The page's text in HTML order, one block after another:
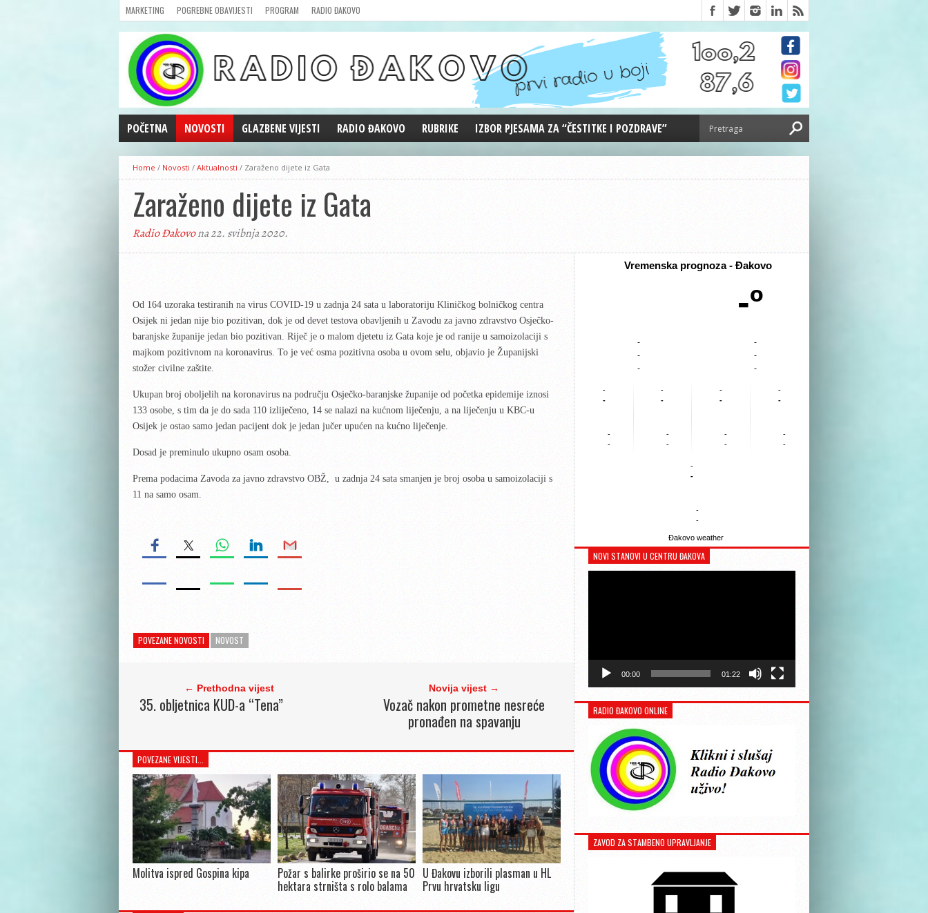
MARKETING POGREBNE OBAVIJESTI PROGRAM RADIO ĐAKOVO
POČETNA NOVOSTI
AKTUALNOSTI
CRNA KRONIKA
POLITIKA
ZANIMLJIVOSTI
GOSPODARSTVO
KULTURA
GLAZBENE VIJESTI RADIO ĐAKOVO
MARKETING
RUBRIKE
REPRIZE EMISIJA
DOBRE VIBRACIJE
IZBOR PJESAMA ZA “ČESTITKE I POZDRAVE”
Home / Novosti / Aktualnosti / Zaraženo dijete iz Gata
Zaraženo dijete iz Gata
Radio Đakovona 22. svibnja 2020.
Od 164 uzoraka testiranih na virus COVID-19 u zadnja 24 sata u laboratoriju Kliničkog bolničkog centra
Osijek ni jedan nije bio pozitivan, dok je od devet testova obavljenih u Zavodu za javno zdravstvo Osječko-
baranjske županije jedan bio pozitivan. Riječ je o malom djetetu iz Gata koje je od ranije u samoizolaciji s
majkom pozitivnom na koronavirus. To je već osma pozitivna osoba u ovom selu, objavio je Županijski
stožer civilne zaštite.
Ukupan broj oboljelih na koronavirus na području Osječko-baranjske županije od početka epidemije iznosi
133 osobe, s tim da je do sada 110 izliječeno, 14 se nalazi na kućnom liječenju, a na liječenju u KBC-u
Osijek je ostao samo jedan pacijent dok je jedan jučer upućen na kućno liječenje.
Dosad je preminulo ukupno osam osoba.
Prema podacima Zavoda za javno zdravstvo OBŽ, u zadnja 24 sata smanjen je broj osoba u samoizolaciji s
11 na samo osam.
POVEZANE NOVOSTI NOVOST
← Prethodna vijest
35. obljetnica KUD-a “Tena”
Novija vijest →
Vozač nakon prometne nesreće
pronađen na spavanju
POVEZANE VIJESTI...
Molitva ispred Gospina kipa Požar s balirke proširio se na 50
hektara strništa s rolo balama
U Đakovu izborili plasman u HL
Prvu hrvatsku ligu
Vremenska prognoza - Đakovo
-º
-
-
-
-
-
-
-
-
-
-
-
-
-
-
-
-
-
-
-
-
-
-
-
-
-
-
Đakovo weather
NOVI STANOVI U CENTRU ĐAKOVA
00:00 01:22
RADIO ĐAKOVO ONLINE
ZAVOD ZA STAMBENO UPRAVLJANJE